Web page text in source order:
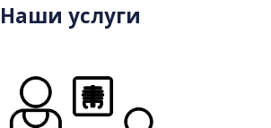
Наши услуги